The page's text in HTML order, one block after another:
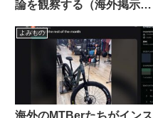
論を観察する（海外掲示板
よみもの